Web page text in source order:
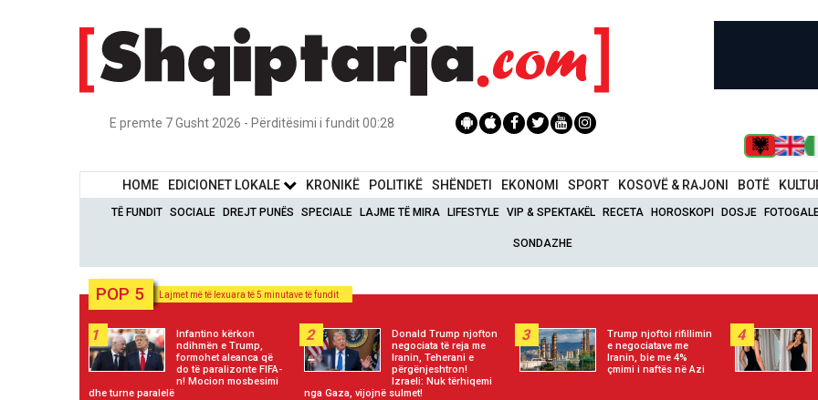
E premte 7 Gusht 2026 - Përditësimi i fundit 00:28
HOME EDICIONET LOKALE KRONIKË POLITIKË SHËNDETI EKONOMI SPORT KOSOVË & RAJONI BOTË
TË FUNDIT SOCIALE DREJT PUNËS SPECIALE LAJME TË MIRA LIFESTYLE VIP & SPEKTAKËL RECETA HOROSKOPI DOSJE
SONDAZHE
POP 5 Lajmet më të lexuara të 5 minutave të fundit
1
Infantino kërkon
ndihmën e Trump,
formohet aleanca që
do të paralizonte FIFA-
n! Mocion mosbesimi
dhe turne paralelë
2
Donald Trump njofton
negociata të reja me
Iranin, Teherani e
përgënjeshtron!
Izraeli: Nuk tërhiqemi
nga Gaza, vijojnë sulmet!
3
Trump njoftoi rifillimin
e negociatave me
Iranin, bie me 4%
çmimi i naftës në Azi
4